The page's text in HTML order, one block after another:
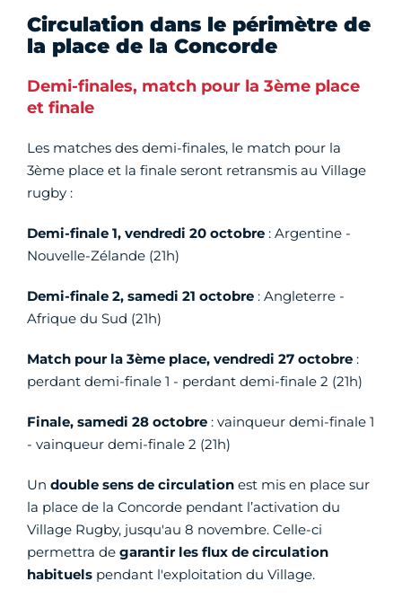
Circulation dans le périmètre de
la place de la Concorde
Demi-finales, match pour la 3ème place
et finale
Les matches des demi-finales, le match pour la
3ème place et la finale seront retransmis au Village
rugby :
Demi-finale 1, vendredi 20 octobre : Argentine -
Nouvelle-Zélande (21h)
Demi-finale 2, samedi 21 octobre : Angleterre -
Afrique du Sud (21h)
Match pour la 3ème place, vendredi 27 octobre :
perdant demi-finale 1 - perdant demi-finale 2 (21h)
Finale, samedi 28 octobre : vainqueur demi-finale 1
- vainqueur demi-finale 2 (21h)
Un double sens de circulation est mis en place sur
la place de la Concorde pendant l’activation du
Village Rugby, jusqu'au 8 novembre. Celle-ci
permettra de garantir les flux de circulation
habituels pendant l'exploitation du Village.